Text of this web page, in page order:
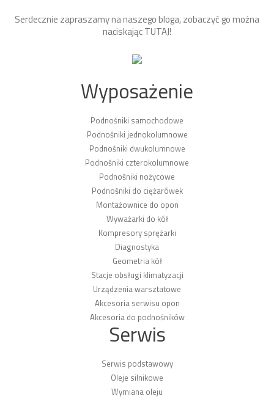
Serdecznie zapraszamy na naszego bloga, zobaczyć go można
naciskającTUTAJ!
Wyposażenie
Podnośniki samochodowe
Podnośniki jednokolumnowe
Podnośniki dwukolumnowe
Podnośniki czterokolumnowe
Podnośniki nożycowe
Podnośniki do ciężarówek
Montażownice do opon
Wyważarki do kół
Kompresory sprężarki
Diagnostyka
Geometria kół
Stacje obsługi klimatyzacji
Urządzenia warsztatowe
Akcesoria serwisu opon
Akcesoria do podnośników
Serwis
Serwis podstawowy
Oleje silnikowe
Wymiana oleju